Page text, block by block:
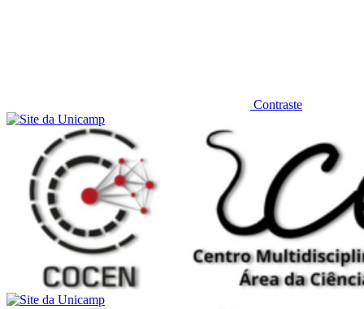
Contraste